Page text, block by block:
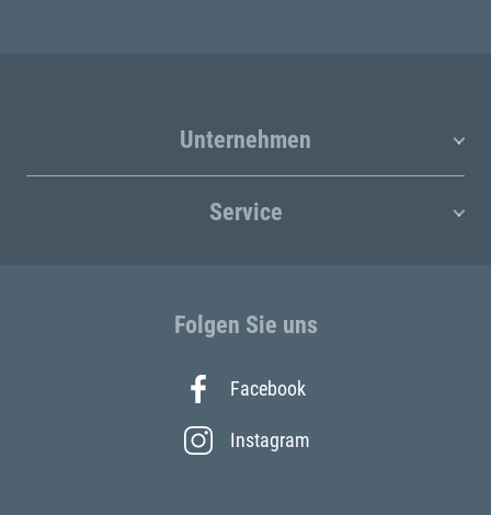
Unternehmen
Service
Folgen Sie uns
Facebook
Instagram